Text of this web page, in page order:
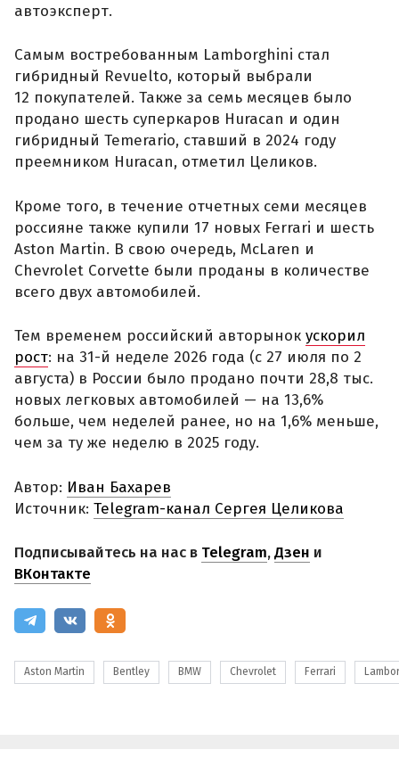
автоэксперт.
Самым востребованным Lamborghini стал
гибридный Revuelto, который выбрали
12 покупателей. Также за семь месяцев было
продано шесть суперкаров Huracan и один
гибридный Temerario, ставший в 2024 году
преемником Huracan, отметил Целиков.
Кроме того, в течение отчетных семи месяцев
россияне также купили 17 новых Ferrari и шесть
Aston Martin. В свою очередь, McLaren и
Chevrolet Corvette были проданы в количестве
всего двух автомобилей.
Тем временем российский авторынок ускорил
рост: на 31-й неделе 2026 года (с 27 июля по 2
августа) в России было продано почти 28,8 тыс.
новых легковых автомобилей — на 13,6%
больше, чем неделей ранее, но на 1,6% меньше,
чем за ту же неделю в 2025 году.
Автор: Иван Бахарев
Источник: Telegram-канал Сергея Целикова
Подписывайтесь на нас в Telegram,Дзен и
ВКонтакте
Aston Martin Bentley BMW Chevrolet Ferrari